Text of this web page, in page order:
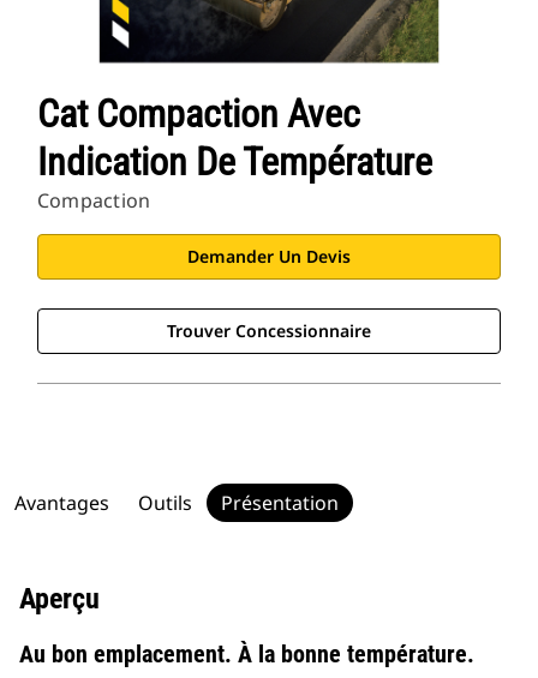
Cat Compaction Avec
Indication De Température
Compaction
Demander Un Devis
Trouver Concessionnaire
Avantages Outils Présentation
Aperçu
Au bon emplacement. À la bonne température.